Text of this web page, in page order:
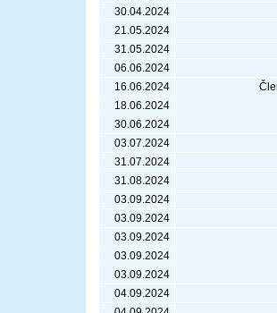
30.04.2024
21.05.2024
31.05.2024
06.06.2024
16.06.2024
18.06.2024
30.06.2024
03.07.2024
31.07.2024
31.08.2024
03.09.2024
03.09.2024
03.09.2024
03.09.2024
03.09.2024
04.09.2024